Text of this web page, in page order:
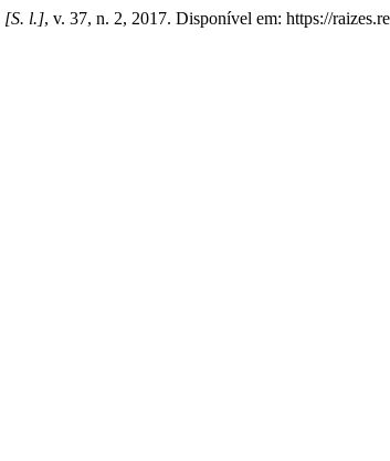
[S. l.], v. 37, n. 2, 2017. Disponível em: https://